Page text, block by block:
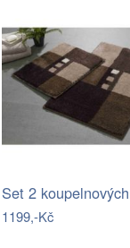
1199,-Kč